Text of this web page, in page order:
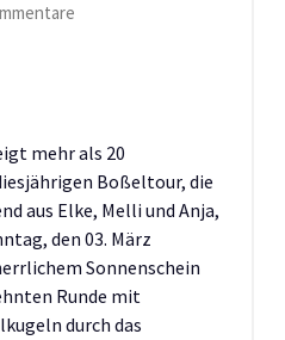
mehr als 20
Boßeltour, die
aus Elke, Melli und Anja,
den 03. März
Sonnenschein
Runde mit
durch das